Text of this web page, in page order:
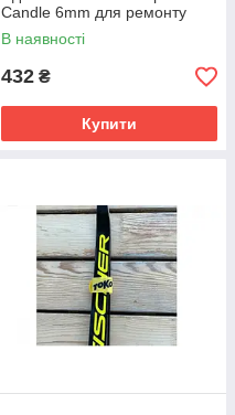
Candle 6mm для ремонту
лиж
В наявності
432 ₴
Купити